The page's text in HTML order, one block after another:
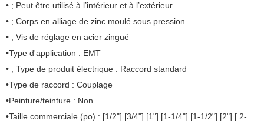
• ; Peut être utilisé à l’intérieur et à l’extérieur
• ; Corps en alliage de zinc moulé sous pression
• ; Vis de réglage en acier zingué
•Type d'application : EMT
• ; Type de produit électrique : Raccord standard
•Type de raccord : Couplage
•Peinture/teinture : Non
•Taille commerciale (po) : [1/2"] [3/4"] [1"] [1-1/4"] [1-1/2"] [2"] [ 2-